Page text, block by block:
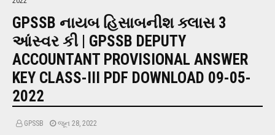
GPSSB નાયબ હિસાબનીશ ક્લાસ 3
આંસ્વર કી | GPSSB DEPUTY
ACCOUNTANT PROVISIONAL ANSWER
KEY CLASS-III PDF DOWNLOAD 09-05-
2022
GPSSB જૂન 28, 2022